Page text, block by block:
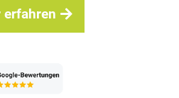
erfahren